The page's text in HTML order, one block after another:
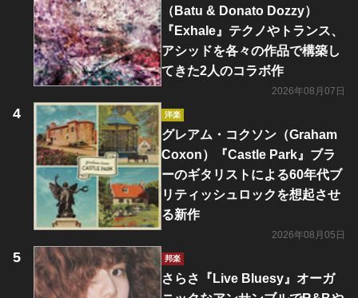
（Batu & Donato Dozzy）
『Exhale』テクノやトランス、
アシッドを各々の作品で構築し
てきた2人のコラボ作
2026年08月07日
洋楽
グレアム・コクソン（Graham
Coxon）『Castle Park』ブラ
ーのギタリストによる60年代ブ
リティッシュロックを想起させ
る新作
2026年08月05日
邦楽
さらさ『Live Bluesy』オーガ